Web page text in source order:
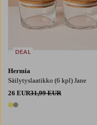
Hermia
Säilytyslaatikko (6 kpl) Jane
26 EUR31,99 EUR
2 värejä
DEAL